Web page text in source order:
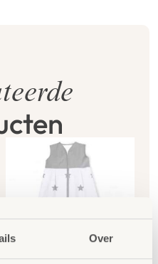
Over